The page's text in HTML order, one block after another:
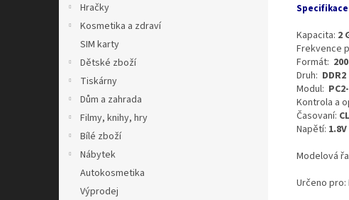
Hračky
Kosmetika a zdraví
SIM karty
Dětské zboží
Tiskárny
Dům a zahrada
Filmy, knihy, hry
Bílé zboží
Nábytek
Autokosmetika
Výprodej
Kapacita: 2
Frekvence
Formát:
Druh: DDR2
Modul:
Kontrola a
Časovaní:
Napětí: 1.8V
Modelová
Určeno pro: